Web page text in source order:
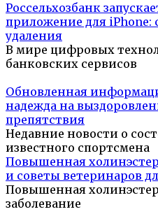
Россельхозбанк
приложение для iPhone:
удаления
В мире цифровых
банковских сервисов
Обновленная
надежда на
препятствия
Недавние новости о
известного спортсмена
Повышенная
и советы ветеринаров
Повышенная
заболевание